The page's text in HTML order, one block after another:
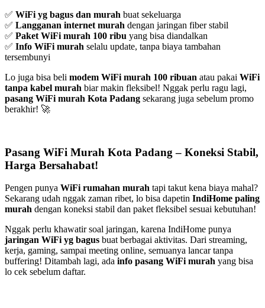
✅ WiFi yg bagus dan murah buat sekeluarga
✅ Langganan internet murah dengan jaringan fiber stabil
✅ Paket WiFi murah 100 ribu yang bisa diandalkan
✅ Info WiFi murah selalu update, tanpa biaya tambahan
tersembunyi
Lo juga bisa beli modem WiFi murah 100 ribuan atau pakai WiFi
tanpa kabel murah biar makin fleksibel! Nggak perlu ragu lagi,
pasang WiFi murah Kota Padang sekarang juga sebelum promo
berakhir! 🚀
Pasang WiFi Murah Kota Padang – Koneksi Stabil,
Harga Bersahabat!
Pengen punya WiFi rumahan murah tapi takut kena biaya mahal?
Sekarang udah nggak zaman ribet, lo bisa dapetin IndiHome paling
murah dengan koneksi stabil dan paket fleksibel sesuai kebutuhan!
Nggak perlu khawatir soal jaringan, karena IndiHome punya
jaringan WiFi yg bagus buat berbagai aktivitas. Dari streaming,
kerja, gaming, sampai meeting online, semuanya lancar tanpa
buffering! Ditambah lagi, ada info pasang WiFi murah yang bisa
lo cek sebelum daftar.